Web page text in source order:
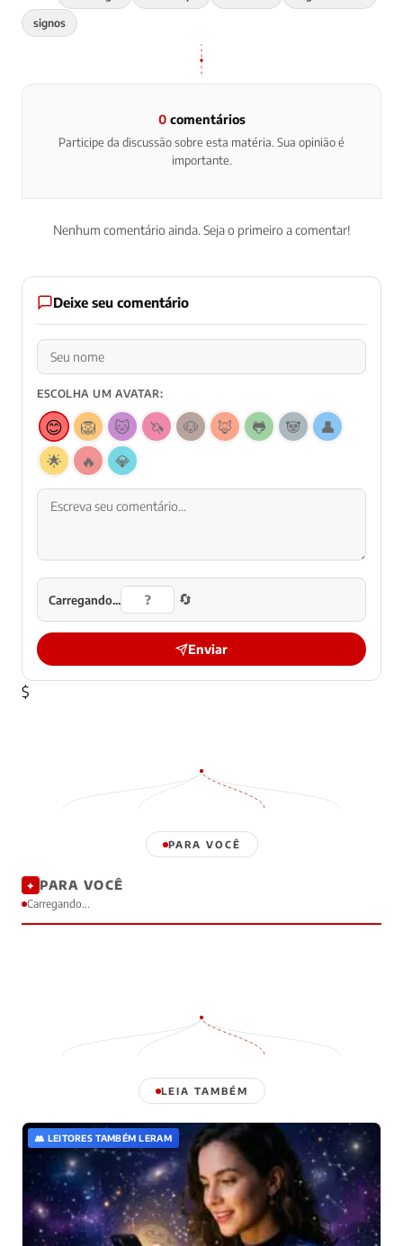
signos
0comentários
Participe da discussão sobre esta matéria. Sua opinião é
importante.
Nenhum comentário ainda. Seja o primeiro a comentar!
Deixe seu comentário
ESCOLHA UM AVATAR:
😊 🦁 🐱 🦄 🐶 🦊 🐸 🐼
👤
🌟
🔥 💎
Carregando... 🔄
Enviar
$
PARA VOCÊ
✦ PARA VOCÊ
Carregando...
LEIA TAMBÉM
👥 LEITORES TAMBÉM LERAM